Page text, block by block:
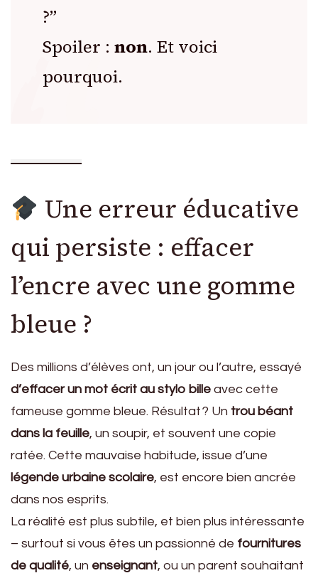
?”
Spoiler : non. Et voici
pourquoi.
Une erreur éducative
qui persiste : effacer
l’encre avec une gomme
bleue ?
Des millions d’élèves ont, un jour ou l’autre, essayé
d’effacer un mot écrit au stylo bille avec cette
fameuse gomme bleue. Résultat ? Un trou béant
dans la feuille, un soupir, et souvent une copie
ratée. Cette mauvaise habitude, issue d’une
légende urbaine scolaire, est encore bien ancrée
dans nos esprits.
La réalité est plus subtile, et bien plus intéressante
– surtout si vous êtes un passionné de fournitures
de qualité, un enseignant, ou un parent souhaitant